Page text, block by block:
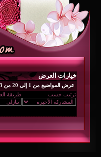
خيارات العرض
عرض المواضيع من 1 إلى 20 من 953
ترتيب حسب
طريقة